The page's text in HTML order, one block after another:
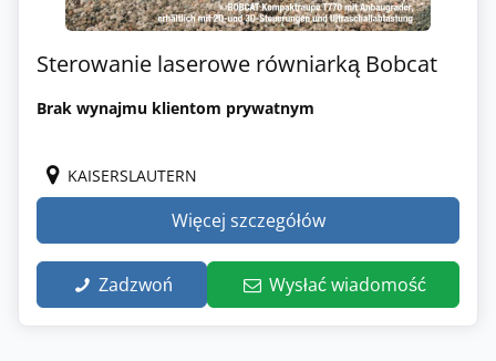
Sterowanie laserowe równiarką Bobcat
Brak wynajmu klientom prywatnym
KAISERSLAUTERN
Więcej szczegółów
Zadzwoń Wysłać wiadomość